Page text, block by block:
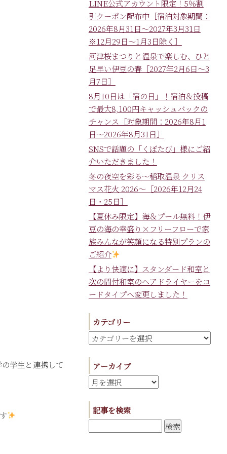
学生と連携して
LINE公式アカウント限定！5％割
引クーポン配布中［宿泊対象期間：
2026年8月31日～2027年3月31日
※12月29日～1月3日除く］
河津桜まつりと温泉で楽しむ、ひと
足早い伊豆の春［2027年2月6日～3
月7日］
8月10日は「宿の日」！宿泊＆投稿
で最大8,100円キャッシュバックの
チャンス［対象期間：2026年8月1
日～2026年8月31日］
SNSで話題の「くぼたび」様にご紹
介いただきました！
冬の夜空を彩る～稲取温泉 クリス
マス花火 2026～［2026年12月24
日・25日］
【夏休み限定】海＆プール無料！伊
豆の海の幸盛り×フリーフローで家
族みんなが笑顔になる特別プランの
ご紹介
【より快適に】スタンダード和室と
次の間付和室のヘアドライヤーをコ
ードタイプへ変更しました！
カテゴリー
アーカイブ
記事を検索